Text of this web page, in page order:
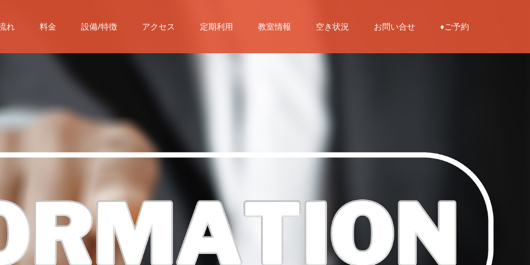
れ 料金 設備/特徴 アクセス 定期利用 教室情報 空き状況 お問い合せ ♦︎ご予約